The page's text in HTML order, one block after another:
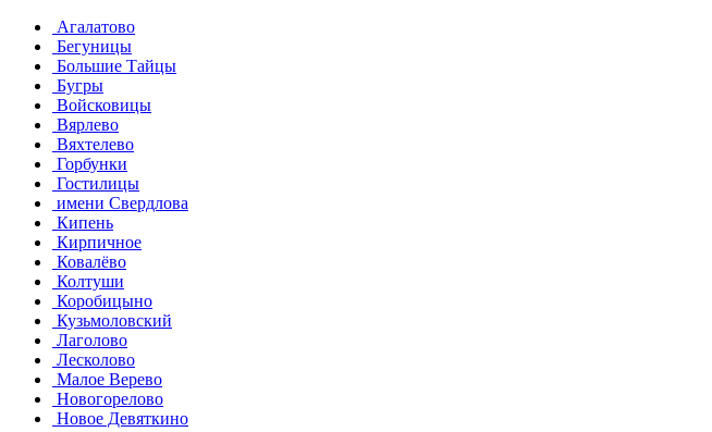
Агалатово
Бегуницы
Большие Тайцы
Бугры
Войсковицы
Вярлево
Вяхтелево
Горбунки
Гостилицы
имени Свердлова
Кипень
Кирпичное
Ковалёво
Колтуши
Коробицыно
Кузьмоловский
Лаголово
Лесколово
Малое Верево
Новогорелово
Новое Девяткино